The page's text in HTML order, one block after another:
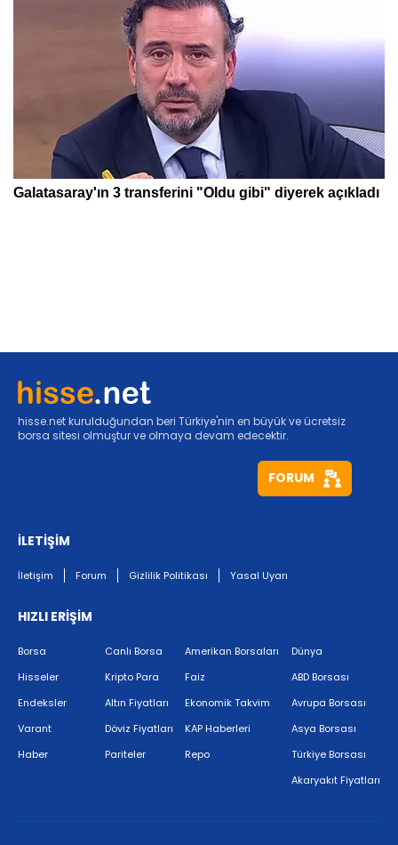
hisse.net kurulduğundan beri Türkiye'nin en büyük ve ücretsiz
borsa sitesi olmuştur ve olmaya devam edecektir.
FORUM
İLETİŞİM
İletişim Forum Gizlilik Politikası Yasal Uyarı
HIZLI ERİŞİM
Borsa
Hisseler
Endeksler
Varant
Haber
Canlı Borsa
Kripto Para
Altın Fiyatları
Döviz Fiyatları
Pariteler
Amerikan Borsaları
Faiz
Ekonomik Takvim
KAP Haberleri
Repo
Dünya
ABD Borsası
Avrupa Borsası
Asya Borsası
Türkiye Borsası
Akaryakıt Fiyatları